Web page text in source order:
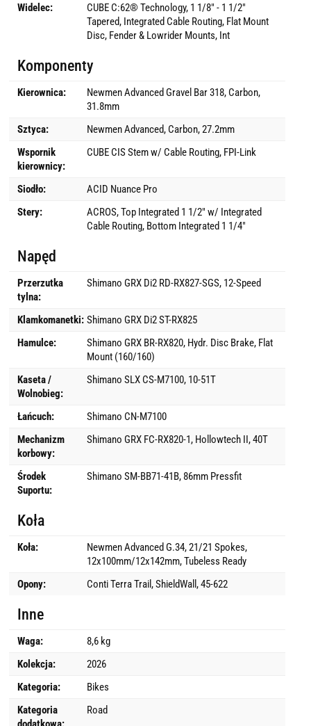
Widelec:
CUBE C:62® Technology, 1 1/8" - 1 1/2"
Tapered, Integrated Cable Routing, Flat Mount
Disc, Fender & Lowrider Mounts, Int
Komponenty
Kierownica:
Newmen Advanced Gravel Bar 318, Carbon,
31.8mm
Sztyca:
Newmen Advanced, Carbon, 27.2mm
Wspornik
kierownicy:
CUBE CIS Stem w/ Cable Routing, FPI-Link
Siodło:
ACID Nuance Pro
Stery:
ACROS, Top Integrated 1 1/2" w/ Integrated
Cable Routing, Bottom Integrated 1 1/4"
Napęd
Przerzutka
tylna:
Shimano GRX Di2 RD-RX827-SGS, 12-Speed
Klamkomanetki: Shimano GRX Di2 ST-RX825
Hamulce:
Shimano GRX BR-RX820, Hydr. Disc Brake, Flat
Mount (160/160)
Kaseta /
Wolnobieg:
Shimano SLX CS-M7100, 10-51T
Łańcuch:
Shimano CN-M7100
Mechanizm
korbowy:
Shimano GRX FC-RX820-1, Hollowtech II, 40T
Środek
Suportu:
Shimano SM-BB71-41B, 86mm Pressfit
Koła
Koła:
Newmen Advanced G.34, 21/21 Spokes,
12x100mm/12x142mm, Tubeless Ready
Opony:
Conti Terra Trail, ShieldWall, 45-622
Inne
Waga:
8,6 kg
Kolekcja:
2026
Kategoria:
Bikes
Kategoria
Road